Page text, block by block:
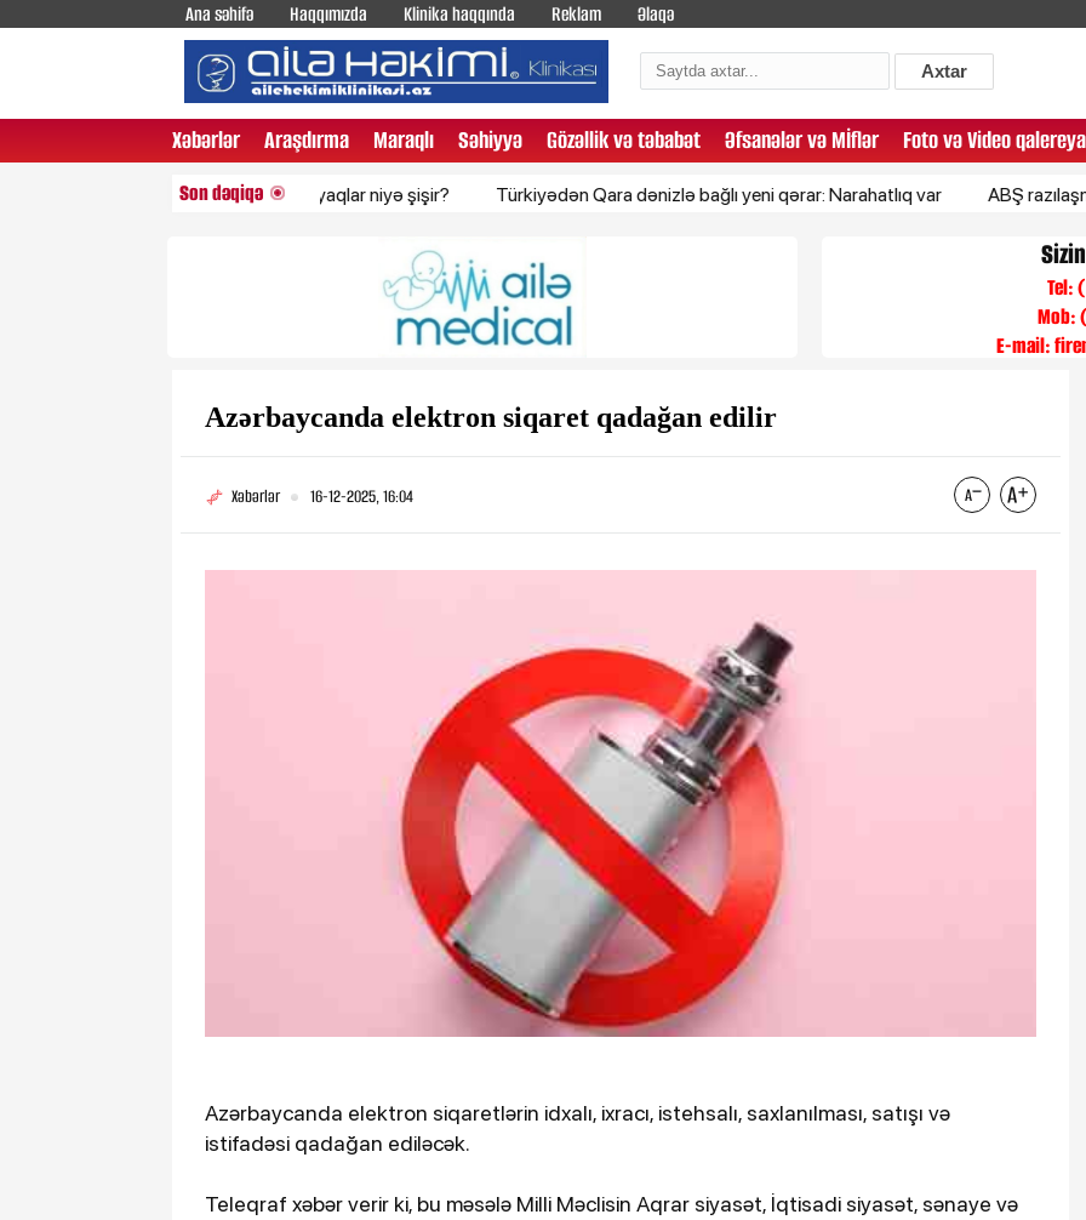
Ana səhifə Haqqımızda Klinika haqqında Reklam Əlaqə
Axtar
Xəbərlər Araşdırma Maraqlı Səhiyyə Gözəllik və təbabət Əfsanələr və Mİflər Foto və Video qalereya
Son dəqiqə
İsti havalarda ayaqlar niyə şişir? Türkiyədən Qara dənizlə bağlı yeni qərar: Narahatlıq var ABŞ razılaşmağa
Tel:
Mob:
E-mail:
Azərbaycanda elektron siqaret qadağan edilir
Xəbərlər 16-12-2025, 16:04
Azərbaycanda elektron siqaretlərin idxalı, ixracı, istehsalı, saxlanılması, satışı və
istifadəsi qadağan ediləcək.
Teleqraf xəbər verir ki, bu məsələ Milli Məclisin Aqrar siyasət, İqtisadi siyasət, sənaye və
Misir “Məkkə sazişi”nə niyə
qoşulmadı?
İsti havalarda ayaqlar niyə